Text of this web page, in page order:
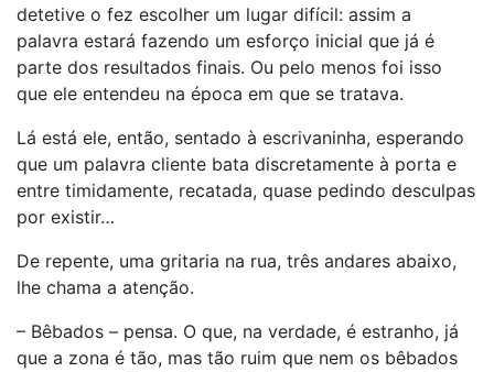
detetive o fez escolher um lugar difícil: assim a
palavra estará fazendo um esforço inicial que já é
parte dos resultados finais. Ou pelo menos foi isso
que ele entendeu na época em que se tratava.
Lá está ele, então, sentado à escrivaninha, esperando
que um palavra cliente bata discretamente à porta e
entre timidamente, recatada, quase pedindo desculpas
por existir…
De repente, uma gritaria na rua, três andares abaixo,
lhe chama a atenção.
– Bêbados – pensa. O que, na verdade, é estranho, já
que a zona é tão, mas tão ruim que nem os bêbados